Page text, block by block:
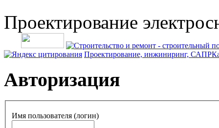
Проектирование
Проектирование, инжиниринг, САПР
Авторизация
Имя пользователя (логин)